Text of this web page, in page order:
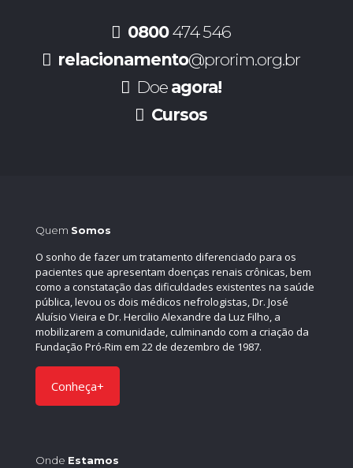
0800474 546
relacionamento@prorim.org.br
Doe agora!
Cursos
Quem Somos
O sonho de fazer um tratamento diferenciado para os
pacientes que apresentam doenças renais crônicas, bem
como a constatação das dificuldades existentes na saúde
pública, levou os dois médicos nefrologistas, Dr. José
Aluísio Vieira e Dr. Hercilio Alexandre da Luz Filho, a
mobilizarem a comunidade, culminando com a criação da
Fundação Pró-Rim em 22 de dezembro de 1987.
Conheça+
Onde Estamos